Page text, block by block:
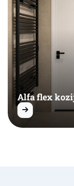
Alfa flex